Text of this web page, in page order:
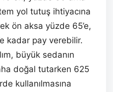
yol tutuş ihtiyacına
ön aksa yüzde 65’e,
kadar pay verebilir.
büyük sedanın
doğal tutarken 625
kullanılmasına